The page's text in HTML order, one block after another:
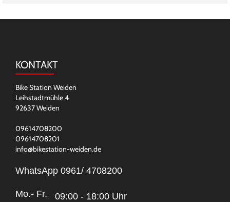
KONTAKT
Bike Station Weiden
Leihstadtmühle 4
92637 Weiden
09614708200
09614708201
info@bikestation-weiden.de
WhatsApp 0961/ 4708200
Mo.- Fr. 09:00 - 18:00 Uhr